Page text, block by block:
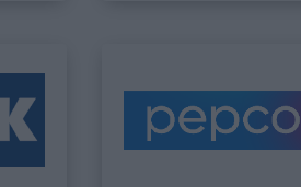
Intermarche Turek